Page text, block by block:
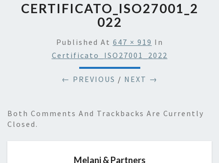
CERTIFICATO_ISO27001_2
022
Published At 647 × 919 In
Certificato_ISO27001_2022
← PREVIOUS / NEXT →
Both Comments And Trackbacks Are Currently
Closed.
Melani & Partners